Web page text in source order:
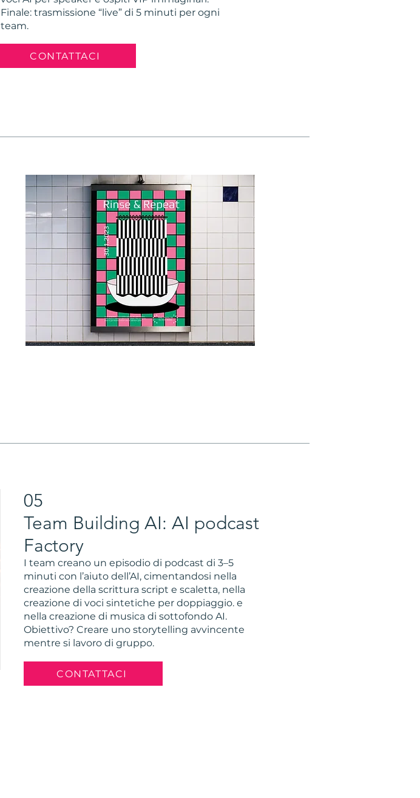
Finale: trasmissione “live” di 5 minuti per ogni
team.
CONTATTACI
05
Team Building AI: AI podcast
Factory
I team creano un episodio di podcast di 3–5
minuti con l’aiuto dell’AI, cimentandosi nella
creazione della scrittura script e scaletta, nella
creazione di voci sintetiche per doppiaggio. e
nella creazione di musica di sottofondo AI.
Obiettivo? Creare uno storytelling avvincente
mentre si lavoro di gruppo.
CONTATTACI